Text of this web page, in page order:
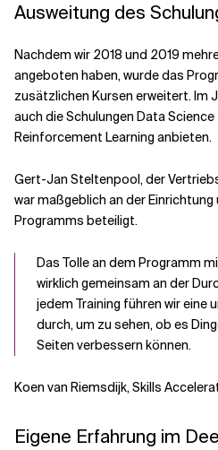
Ausweitung des
Nachdem wir 2018 und 2019
angeboten haben, wurde das
zusätzlichen Kursen erweitert. Im
auch die Schulungen Data
Reinforcement Learning anbieten.
Gert-Jan Steltenpool, der
war maßgeblich an der
Programms beteiligt.
Das Tolle an dem Programm
wirklich gemeinsam an der
jedem Training führen wir eine
durch, um zu sehen, ob es
Seiten verbessern können.
Koen van Riemsdijk, Skills
Eigene Erfahrung im